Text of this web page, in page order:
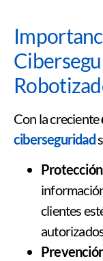
Con la creciente
ciberseguridad
clientes